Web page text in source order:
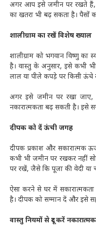
अगर आप इसे जमीन पर रखते हैं,
का खतरा भी बढ़ सकता है। पैसों
शालीग्राम का रखें विशेष ख्याल
शालीग्राम को भगवान विष्णु का
है। वास्तु के अनुसार, इसे कभी भी
लाल या पीले कपड़े पर किसी ऊंचे
अगर इसे जमीन पर रखा
नकारात्मकता बढ़ सकती है। इसे
दीपक को दें ऊंची जगह
दीपक प्रकाश और सकारात्मक
कभी भी जमीन पर रखकर नहीं
पर रखें, जैसे कि पूजा की वेदी या
ऐसा करने से घर में सकारात्मकता
है। दीपक को सम्मान दें और इसे
वास्तु नियमों से दूर करें